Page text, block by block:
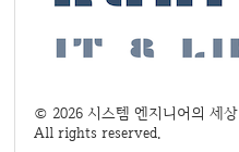
© 2026 시스템 엔지니어의 세상
All rights reserved.